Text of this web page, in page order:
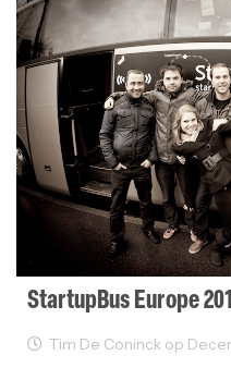
StartupBus Europe
Tim De Coninck op